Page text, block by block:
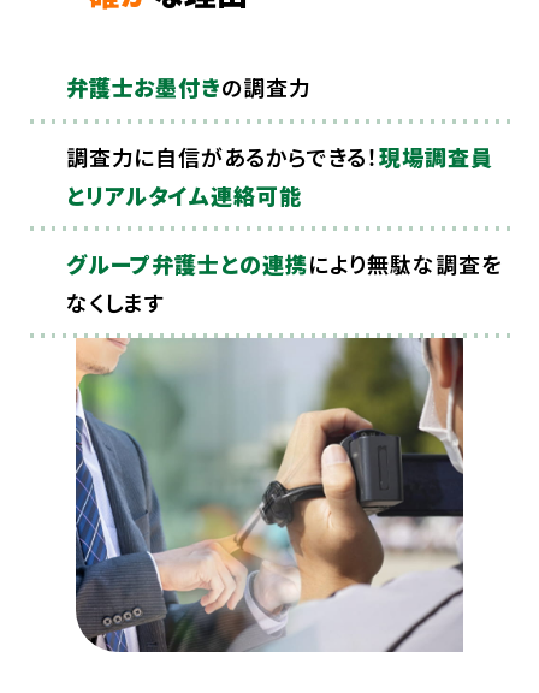
弁護士お墨付きの調査力
調査力に自信があるからできる！現場調査員
とリアルタイム連絡可能
グループ弁護士との連携により無駄な調査を
なくします